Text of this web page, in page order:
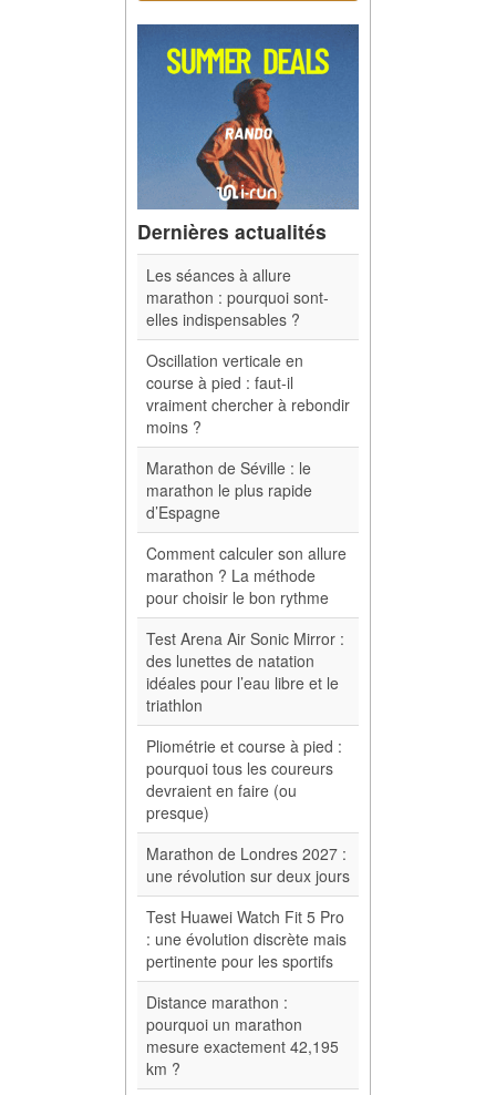
Dernières actualités
Les séances à allure
marathon : pourquoi sont-
elles indispensables ?
Oscillation verticale en
course à pied : faut-il
vraiment chercher à rebondir
moins ?
Marathon de Séville : le
marathon le plus rapide
d’Espagne
Comment calculer son allure
marathon ? La méthode
pour choisir le bon rythme
Test Arena Air Sonic Mirror :
des lunettes de natation
idéales pour l’eau libre et le
triathlon
Pliométrie et course à pied :
pourquoi tous les coureurs
devraient en faire (ou
presque)
Marathon de Londres 2027 :
une révolution sur deux jours
Test Huawei Watch Fit 5 Pro
: une évolution discrète mais
pertinente pour les sportifs
Distance marathon :
pourquoi un marathon
mesure exactement 42,195
km ?